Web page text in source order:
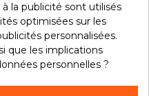
la publicité sont utilisés
optimisées sur les
personnalisées.
que les implications
personnelles ?